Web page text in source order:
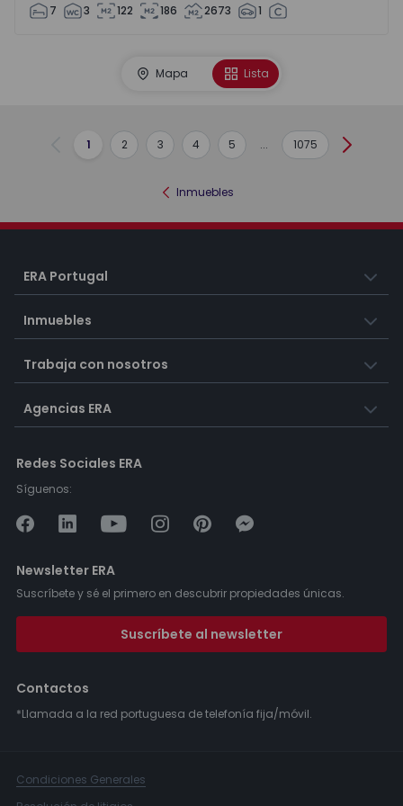
7 3 122 186 2673 1
Mapa Lista
Anterior
1 2 3 4 5 ... 1075
Inmuebles
ERA Portugal
Inmuebles
Trabaja con nosotros
Agencias ERA
Redes Sociales ERA
Síguenos:
Newsletter ERA
Suscríbete y sé el primero en descubrir propiedades únicas.
Suscríbete al newsletter
Contactos
*Llamada a la red portuguesa de telefonía fija/móvil.
Condiciones Generales